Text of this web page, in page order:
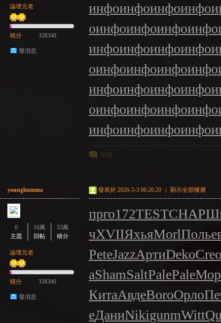
論壇元老
積分 338340
發消息
инфоинфоинфоинфо
оинфоинфоинфоинфо
инфоинфоинфоинфо
оинфоинфоинфоинфо
инфоинфоинфоинфо
оинфоинфоинфоинфо
инфоинфоинфоинфо
回復
younghumma
0
主題
16萬
回帖
33萬
積分
論壇元老
積分 338340
發消息
發表於 2026-5-3 06:26:20 顯示全部樓層
прго172TESTCHAP
чXVIIЯхьяMorlПоль
PeteJazzАртиDeko
aShamSaltPalePale
КитаАвдеBoroОрло
еДаниNikigunmWitt